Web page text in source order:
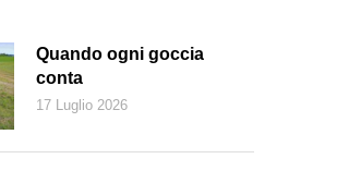
Quando ogni goccia
conta
17 Luglio 2026